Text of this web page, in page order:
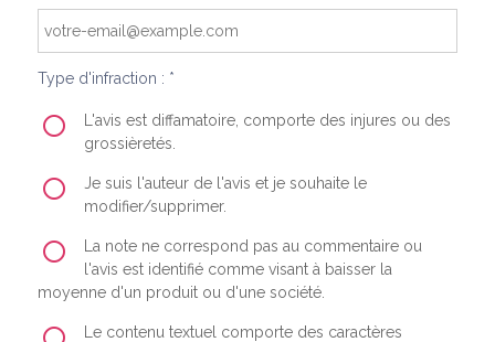
Type d'infraction : *
L'avis est diffamatoire, comporte des injures ou des
grossièretés.
Je suis l'auteur de l'avis et je souhaite le
modifier/supprimer.
La note ne correspond pas au commentaire ou
l'avis est identifié comme visant à baisser la
moyenne d'un produit ou d'une société.
Le contenu textuel comporte des caractères